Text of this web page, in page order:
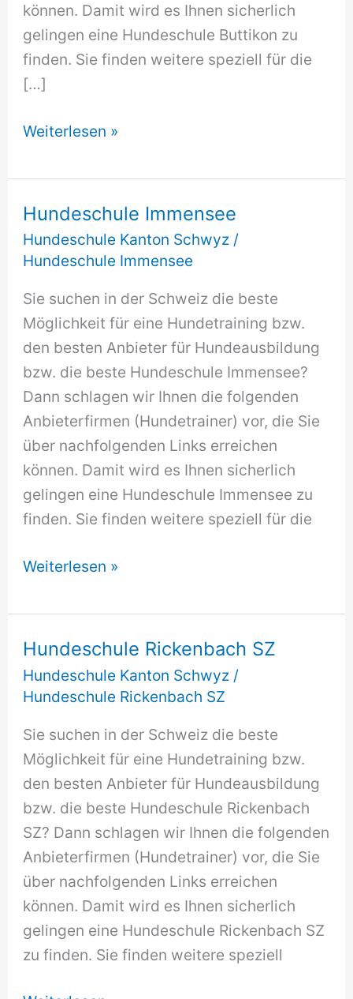
können. Damit wird es Ihnen sicherlich
gelingen eine Hundeschule Buttikon zu
finden. Sie finden weitere speziell für die
[…]
Hundeschule
Weiterlesen »
Hundeschule Immensee
Hundeschule Kanton Schwyz /
Hundeschule Immensee
Sie suchen in der Schweiz die beste
Möglichkeit für eine Hundetraining bzw.
den besten Anbieter für Hundeausbildung
bzw. die beste Hundeschule Immensee?
Dann schlagen wir Ihnen die folgenden
Anbieterfirmen (Hundetrainer) vor, die Sie
über nachfolgenden Links erreichen
können. Damit wird es Ihnen sicherlich
gelingen eine Hundeschule Immensee zu
finden. Sie finden weitere speziell für die
Hundeschule
Weiterlesen »
Hundeschule Rickenbach SZ
Hundeschule Kanton Schwyz /
Hundeschule Rickenbach SZ
Sie suchen in der Schweiz die beste
Möglichkeit für eine Hundetraining bzw.
den besten Anbieter für Hundeausbildung
bzw. die beste Hundeschule Rickenbach
SZ? Dann schlagen wir Ihnen die folgenden
Anbieterfirmen (Hundetrainer) vor, die Sie
über nachfolgenden Links erreichen
können. Damit wird es Ihnen sicherlich
gelingen eine Hundeschule Rickenbach SZ
zu finden. Sie finden weitere speziell